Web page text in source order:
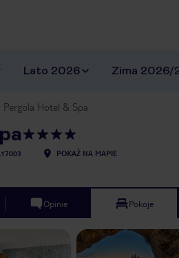
Lato 2026 Zima 2026/
Pergola Hotel & Spa
POKAŻ NA MAPIE
Opinie Pokoje